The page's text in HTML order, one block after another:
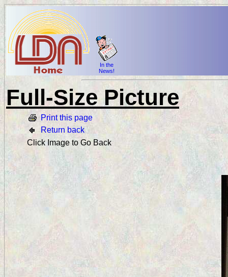
In the
News!
Full-Size Picture
Print this page
Return back
Click Image to Go Back